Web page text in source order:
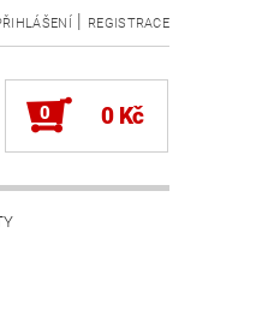
| REGISTRACE
0 0 Kč